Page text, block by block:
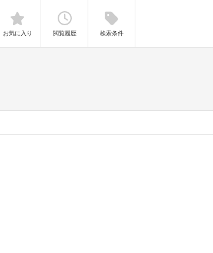
お気に入り 閲覧履歴 検索条件